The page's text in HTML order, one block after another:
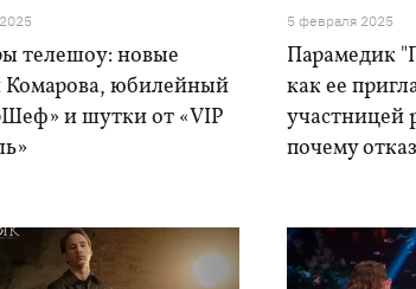
телешоу: новые
Комарова, юбилейный
и шутки от «VIP
5 февраля 2025
Парамедик
как ее
участницей
почему